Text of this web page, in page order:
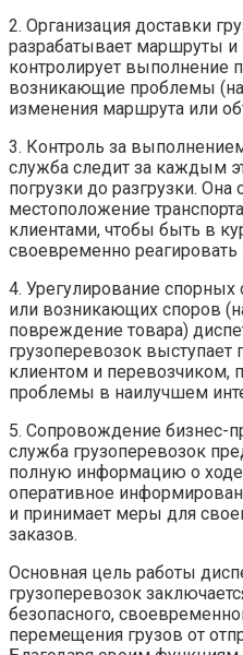
2. Организация доставки
разрабатывает маршруты и
контролирует выполнение
возникающие проблемы
изменения маршрута или
3. Контроль за
служба следит за каждым
погрузки до разгрузки. Она
местоположение
клиентами, чтобы быть в
своевременно реагировать
4. Урегулирование спорных
или возникающих споров
повреждение товара)
грузоперевозок
клиентом и перевозчиком,
проблемы в наилучшем
5. Сопровождение бизнес-
служба грузоперевозок
полную информацию о ходе
оперативное
и принимает меры для
заказов.
Основная цель работы
грузоперевозок
безопасного,
перемещения грузов от